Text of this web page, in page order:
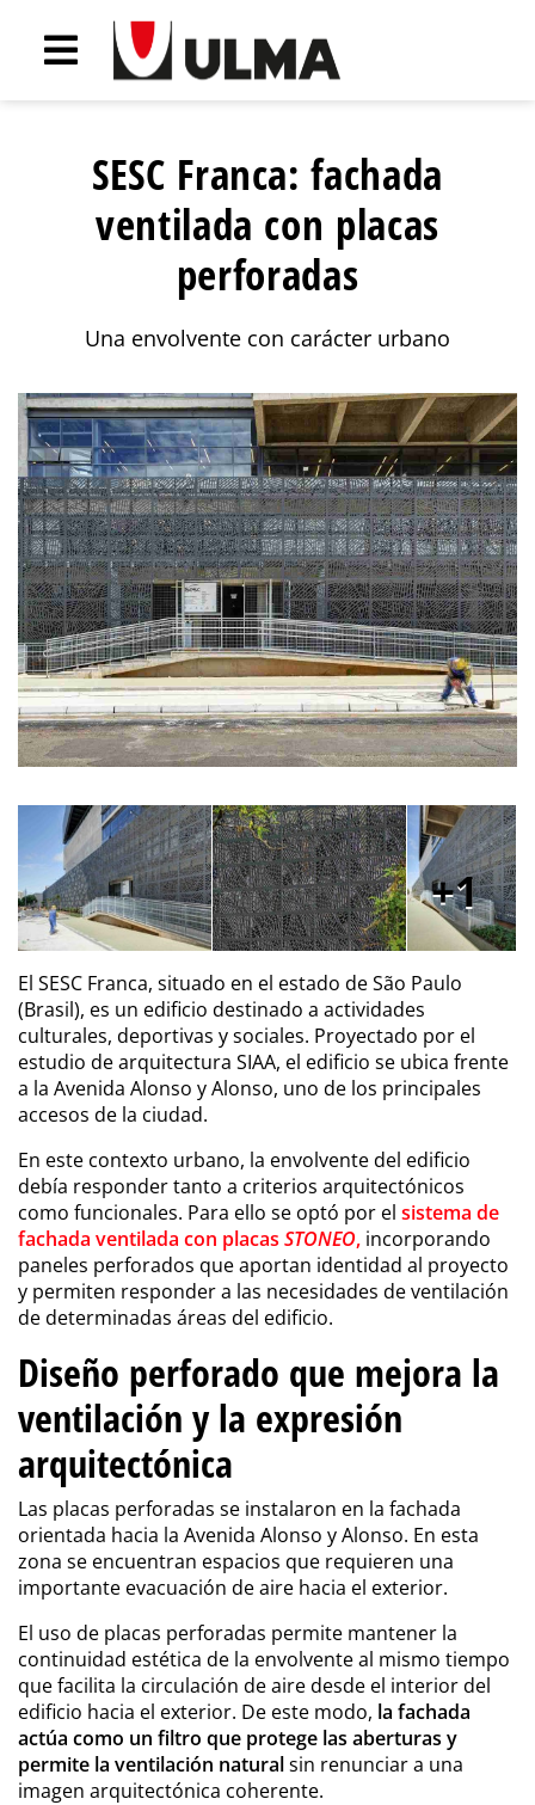
SESC Franca: fachada
ventilada con placas
perforadas
Una envolvente con carácter urbano
1
El SESC Franca, situado en el estado de São Paulo
(Brasil), es un edificio destinado a actividades
culturales, deportivas y sociales. Proyectado por el
estudio de arquitectura SIAA, el edificio se ubica frente
a la Avenida Alonso y Alonso, uno de los principales
accesos de la ciudad.
En este contexto urbano, la envolvente del edificio
debía responder tanto a criterios arquitectónicos
como funcionales. Para ello se optó por el sistema de
fachada ventilada con placas STONEO, incorporando
paneles perforados que aportan identidad al proyecto
y permiten responder a las necesidades de ventilación
de determinadas áreas del edificio.
Diseño perforado que mejora la
ventilación y la expresión
arquitectónica
Las placas perforadas se instalaron en la fachada
orientada hacia la Avenida Alonso y Alonso. En esta
zona se encuentran espacios que requieren una
importante evacuación de aire hacia el exterior.
El uso de placas perforadas permite mantener la
continuidad estética de la envolvente al mismo tiempo
que facilita la circulación de aire desde el interior del
edificio hacia el exterior. De este modo, la fachada
actúa como un filtro que protege las aberturas y
permite la ventilación naturalsin renunciar a una
imagen arquitectónica coherente.